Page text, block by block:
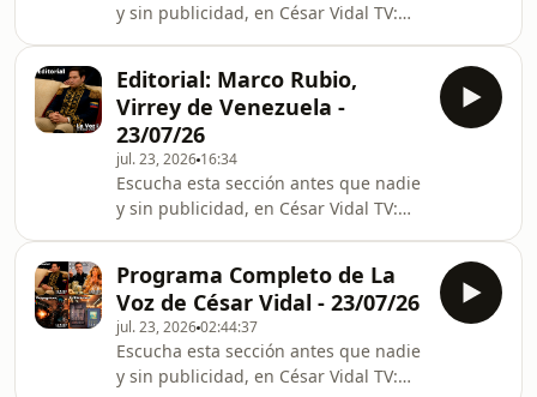
analizan la creciente guerra
tecnológica, energética y financiera
entre Estados Unidos y China, así
como las
y sin publicidad, en César Vidal TV:
category_id=282929 Las noticias del
día con César Vidal y María Durán. En
el informativo de hoy hemos tratado
los siguientes temas: - Kitchen:
Fernández Díaz y su exnúmero dos
rompen definitivamente su estrategia
de defensa. - Anticorrupción y la AN
ven ind
Editorial: Marco Rubio,
Virrey de Venezuela -
23/07/26
jul. 23, 2026 16:34
Escucha esta sección antes que nadie
y sin publicidad, en César Vidal TV:
07-26?category_id=282928 En este
Editorial, César Vidal analiza la
situación política de Venezuela tras la
caída de Nicolás Maduro y sostiene
que el país ha pasado a estar bajo un
Programa Completo de La
Voz de César Vidal - 23/07/26
jul. 23, 202602:44:37
Escucha esta sección antes que nadie
y sin publicidad, en César Vidal TV: